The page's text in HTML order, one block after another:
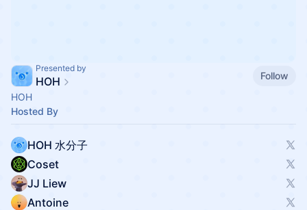
Presented by
HOH
Follow
HOH
Hosted By
HOH 水分子
Coset
JJ Liew
Antoine